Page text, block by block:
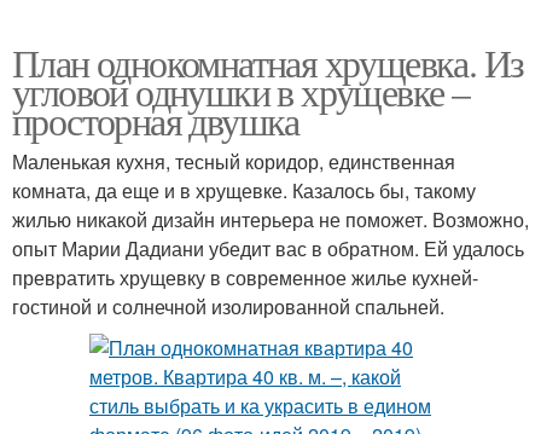
План однокомнатная хрущевка. Из
угловой однушки в хрущевке –
просторная двушка
Маленькая кухня, тесный коридор, единственная
комната, да еще и в хрущевке. Казалось бы, такому
жилью никакой дизайн интерьера не поможет. Возможно,
опыт Марии Дадиани убедит вас в обратном. Ей удалось
превратить хрущевку в современное жилье кухней-
гостиной и солнечной изолированной спальней.